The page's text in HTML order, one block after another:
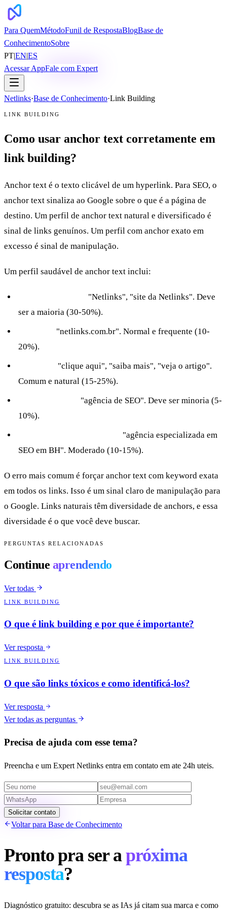
Para QuemMétodoFunil de RespostaBlogBase de
ConhecimentoSobre
PT|EN|ES
Acessar AppFale com Expert
Netlinks·Base de Conhecimento·Link Building
LINK BUILDING
Como usar anchor text corretamente em
link building?
Anchor text é o texto clicável de um hyperlink. Para SEO, o
anchor text sinaliza ao Google sobre o que é a página de
destino. Um perfil de anchor text natural e diversificado é
sinal de links genuínos. Um perfil com anchor exato em
excesso é sinal de manipulação.
Um perfil saudável de anchor text inclui:
"Netlinks", "site da Netlinks". Deve
ser a maioria (30-50%).
"netlinks.com.br". Normal e frequente (10-
20%).
"clique aqui", "saiba mais", "veja o artigo".
Comum e natural (15-25%).
"agência de SEO". Deve ser minoria (5-
10%).
"agência especializada em
SEO em BH". Moderado (10-15%).
O erro mais comum é forçar anchor text com keyword exata
em todos os links. Isso é um sinal claro de manipulação para
o Google. Links naturais têm diversidade de anchors, e essa
diversidade é o que você deve buscar.
PERGUNTAS RELACIONADAS
Continue aprendendo
Ver todas
LINK BUILDING
O que é link building e por que é importante?
Ver resposta
LINK BUILDING
O que são links tóxicos e como identificá-los?
Ver resposta
Ver todas as perguntas
Precisa de ajuda com esse tema?
Preencha e um Expert Netlinks entra em contato em ate 24h uteis.
Solicitar contato
Voltar para Base de Conhecimento
Pronto pra ser a próxima
resposta?
Diagnóstico gratuito: descubra se as IAs já citam sua marca e como